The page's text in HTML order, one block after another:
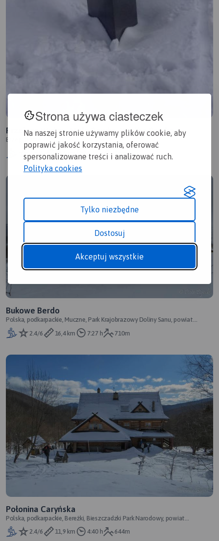
Strona używa ciasteczek
Na naszej stronie używamy plików cookie, aby
poprawić jakość korzystania, oferować
spersonalizowane treści i analizować ruch.
Polityka cookies
Tylko niezbędne
Dostosuj
Akceptuj wszystkie
Przełęcz Wyżna, Mała Rawka, Wielka Rawka,
Krzemieniec (Kremenaros), Przełęcz Wyżniańska
Brzegi Górne
18,1 km 6:24 h
Bukowe Berdo
Polska, podkarpackie, Muczne, Park Krajobrazowy Doliny Sanu, powiat
bieszczadzki, Bieszczady Zachodn
2.4/6
16,4 km 7:27 h 710m
Połonina Caryńska
Polska, podkarpackie, Bereżki, Bieszczadzki Park Narodowy, powiat
bieszczadzki, Bieszczady Zachodnie
2.4/6
11,9 km 4:40 h 644m